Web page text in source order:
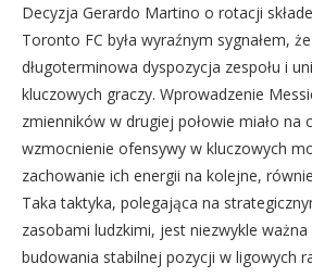
Decyzja Gerardo Martino o rotacji
Toronto FC była wyraźnym sygnałem,
długoterminowa dyspozycja zespołu i
kluczowych graczy. Wprowadzenie
zmienników w drugiej połowie miało na
wzmocnienie ofensywy w kluczowych
zachowanie ich energii na kolejne,
Taka taktyka, polegająca na
zasobami ludzkimi, jest niezwykle
budowania stabilnej pozycji w ligowych